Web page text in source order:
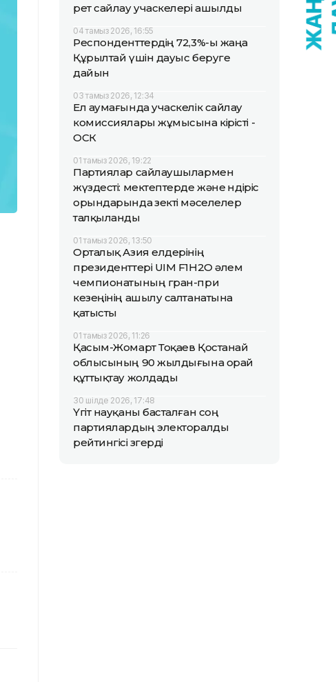
рет сайлау учаскелері ашылды
04 тамыз 2026, 16:55
Респонденттердің 72,3%-ы жаңа
Құрылтай үшін дауыс беруге
дайын
03 тамыз 2026, 12:34
Ел аумағында учаскелік сайлау
комиссиялары жұмысына кірісті -
ОСК
01 тамыз 2026, 19:22
Партиялар сайлаушылармен
жүздесті: мектептерде және өндіріс
орындарында өзекті мәселелер
талқыланды
01 тамыз 2026, 13:50
Орталық Азия елдерінің
президенттері UIM F1H2O әлем
чемпионатының гран-при
кезеңінің ашылу салтанатына
қатысты
01 тамыз 2026, 11:26
Қасым-Жомарт Тоқаев Қостанай
облысының 90 жылдығына орай
құттықтау жолдады
30 шілде 2026, 17:48
Үгіт науқаны басталған соң
партиялардың электоралды
рейтингісі өзгерді